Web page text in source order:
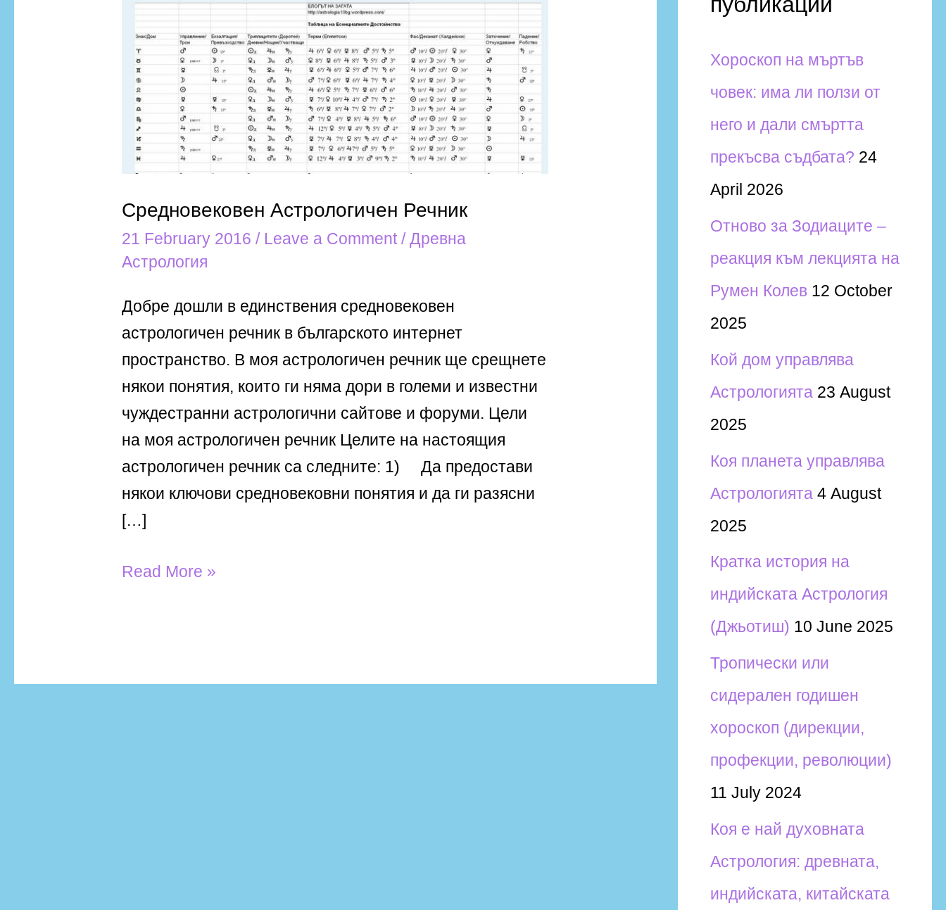
Средновековен Астрологичен Речник
21 February 2016/ Leave a Comment /Древна
Астрология
Добре дошли в единствения средновековен
астрологичен речник в българското интернет
пространство. В моя астрологичен речник ще срещнете
някои понятия, които ги няма дори в големи и известни
чуждестранни астрологични сайтове и форуми. Цели
на моя астрологичен речник Целите на настоящия
астрологичен речник са следните: 1) Да предостави
някои ключови средновековни понятия и да ги разясни
[…]
Средновековен
Астрологичен
Речник
Read More »
o
r
:
Хороскоп на мъртъв
човек: има ли ползи от
него и дали смъртта
прекъсва съдбата? 24
April 2026
Отново за Зодиаците –
реакция към лекцията на
Румен Колев 12 October
2025
Кой дом управлява
Астрологията 23 August
2025
Коя планета управлява
Астрологията 4 August
2025
Кратка история на
индийската Астрология
(Джьотиш) 10 June 2025
Тропически или
сидерален годишен
хороскоп (дирекции,
профекции, революции)
11 July 2024
Коя е най духовната
Астрология: древната,
индийската, китайската